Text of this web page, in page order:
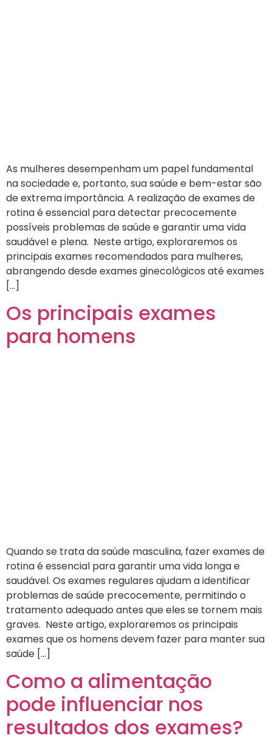
As mulheres desempenham um papel fundamental
na sociedade e, portanto, sua saúde e bem-estar são
de extrema importância. A realização de exames de
rotina é essencial para detectar precocemente
possíveis problemas de saúde e garantir uma vida
saudável e plena. Neste artigo, exploraremos os
principais exames recomendados para mulheres,
abrangendo desde exames ginecológicos até exames
[…]
Os principais exames
para homens
Quando se trata da saúde masculina, fazer exames de
rotina é essencial para garantir uma vida longa e
saudável. Os exames regulares ajudam a identificar
problemas de saúde precocemente, permitindo o
tratamento adequado antes que eles se tornem mais
graves. Neste artigo, exploraremos os principais
exames que os homens devem fazer para manter sua
saúde […]
Como a alimentação
pode influenciar nos
resultados dos exames?